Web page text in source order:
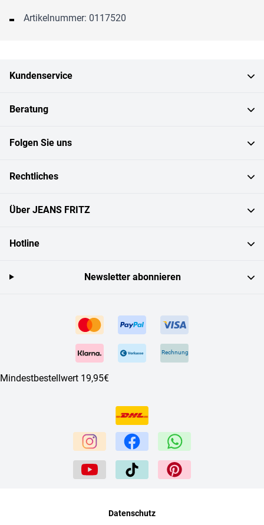
Artikelnummer: 0117520
Kundenservice
Beratung
Folgen Sie uns
Rechtliches
Über JEANS FRITZ
Hotline
Rechnung
Mindestbestellwert 19,95€
Newsletter abonnieren
Datenschutz